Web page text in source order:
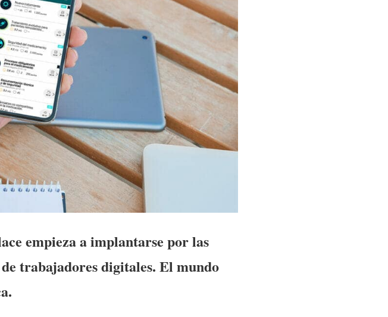
empieza a implantarse por las
trabajadores digitales. El mundo